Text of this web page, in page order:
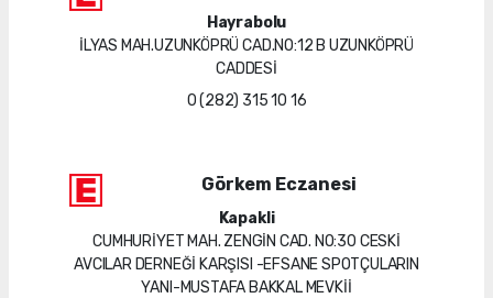
Hayrabolu
İLYAS MAH.UZUNKÖPRÜ CAD.NO:12 B UZUNKÖPRÜ
CADDESİ
0 (282) 315 10 16
Görkem Eczanesi
Kapakli
CUMHURİYET MAH. ZENGİN CAD. NO:30 CESKİ
AVCILAR DERNEĞİ KARŞISI -EFSANE SPOTÇULARIN
YANI-MUSTAFA BAKKAL MEVKİİ